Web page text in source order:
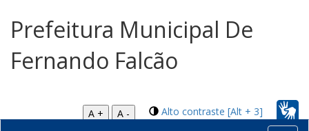
Prefeitura Municipal De
Fernando Falcão
Alto contraste [Alt + 3]
A +
A -